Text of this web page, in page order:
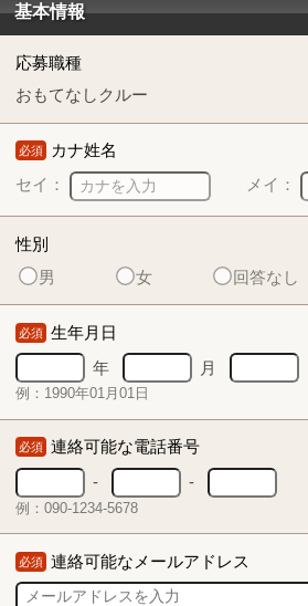
基本情報
応募職種
おもてなしクルー
必須 カナ姓名
セイ：
メイ：
性別
男
女 回答なし
必須 生年月日
年
月
例：1990年01月01日
必須 連絡可能な電話番号
-
-
例：090-1234-5678
必須 連絡可能なメールアドレス